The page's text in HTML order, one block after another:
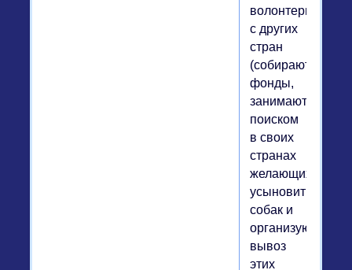
волонтеры
с других
стран
(собирают
фонды,
занимаются
поиском
в своих
странах
желающих
усыновить
собак и
организуют
вывоз
этих